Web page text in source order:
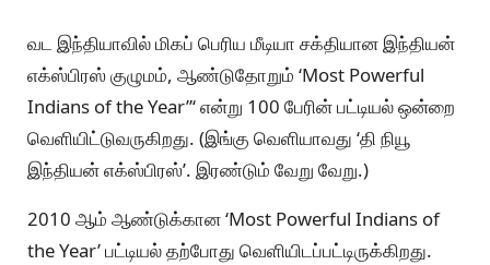
வட இந்தியாவில் மிகப் பெரிய மீடியா சக்தியான இந்தியன்
எக்ஸ்பிரஸ் குழுமம், ஆண்டுதோறும் ‘Most Powerful
Indians of the Year”‘ என்று 100 பேரின் பட்டியல் ஒன்றை
வெளியிட்டுவருகிறது. (இங்கு வெளியாவது ‘தி நியூ
இந்தியன் எக்ஸ்பிரஸ்’. இரண்டும் வேறு வேறு.)
2010 ஆம் ஆண்டுக்கான ‘Most Powerful Indians of
the Year’ பட்டியல் தற்போது வெளியிடப்பட்டிருக்கிறது.